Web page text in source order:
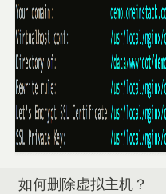
如何删除虚拟主机？